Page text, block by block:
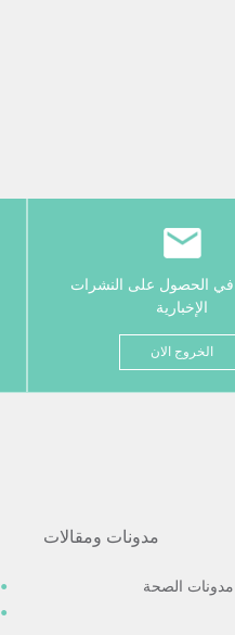
في الحصول على النشرات
الإخبارية
الخروج الان
مدونات ومقالات
مدونات الصحة